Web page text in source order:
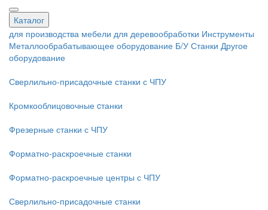
Каталог
для производства мебели для деревообработки Инструменты
Металлообрабатывающее оборудование Б/У Станки Другое
оборудование
Сверлильно-присадочные станки с ЧПУ
Кромкооблицовочные cтанки
Фрезерные станки с ЧПУ
Форматно-раскроечные станки
Форматно-раскроечные центры с ЧПУ
Сверлильно-присадочные станки